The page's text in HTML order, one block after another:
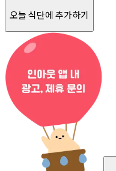
오늘 식단에 추가하기